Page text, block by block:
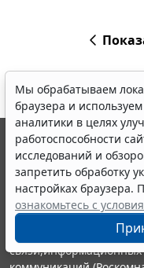
Мы обрабатываем
браузера и
аналитики в целях
работоспособности
исследований и
запретить обработку
настройках браузера.
ознакомьтесь с
© ООО "НПП "ГАРАНТ-
выпускается с 1990
являются участниками
информации ГАРАНТ.
Портал ГАРАНТ.РУ
издания Федеральной
связи,информационных